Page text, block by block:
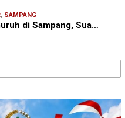
, SAMPANG
di Sampang, Sua…